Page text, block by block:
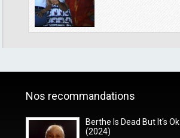
Nos recommandations
Berthe Is Dead But It's Ok
(2024)